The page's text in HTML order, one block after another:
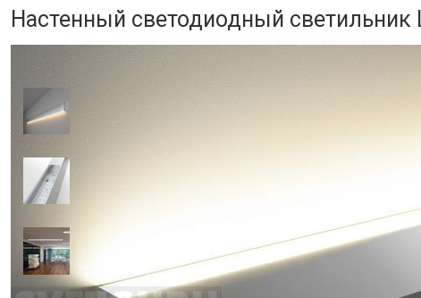
Настенный светодиодный светильник